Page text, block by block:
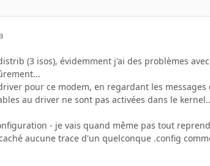
(3 isos), évidemment j'ai des problèmes
pour ce modem, en regardant les
au driver ne sont pas activées dans le
- je vais quand même pas tout
aucune trace d'un quelconque .config